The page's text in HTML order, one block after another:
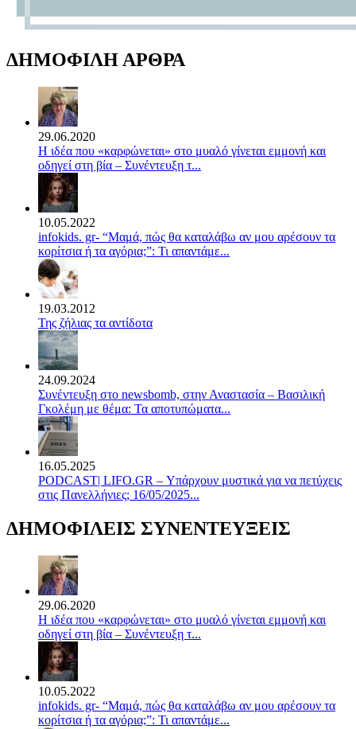
ΔΗΜΟΦΙΛΗ ΑΡΘΡΑ
29.06.2020
Η ιδέα που «καρφώνεται» στο μυαλό γίνεται εμμονή και
οδηγεί στη βία – Συνέντευξη τ...
10.05.2022
infokids. gr- “Μαμά, πώς θα καταλάβω αν μου αρέσουν τα
κορίτσια ή τα αγόρια;”: Τι απαντάμε...
19.03.2012
Της ζήλιας τα αντίδοτα
24.09.2024
Συνέντευξη στο newsbomb, στην Αναστασία – Βασιλική
Γκολέμη με θέμα: Τα αποτυπώματα...
16.05.2025
PODCAST| LIFO.GR – Υπάρχουν μυστικά για να πετύχεις
στις Πανελλήνιες; 16/05/2025...
ΔΗΜΟΦΙΛΕΙΣ ΣΥΝΕΝΤΕΥΞΕΙΣ
29.06.2020
Η ιδέα που «καρφώνεται» στο μυαλό γίνεται εμμονή και
οδηγεί στη βία – Συνέντευξη τ...
10.05.2022
infokids. gr- “Μαμά, πώς θα καταλάβω αν μου αρέσουν τα
κορίτσια ή τα αγόρια;”: Τι απαντάμε...